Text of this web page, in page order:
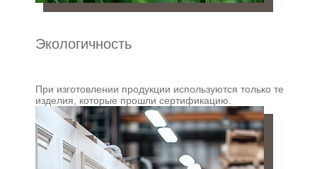
Экологичность
При изготовлении продукции используются только те
изделия, которые прошли сертификацию.